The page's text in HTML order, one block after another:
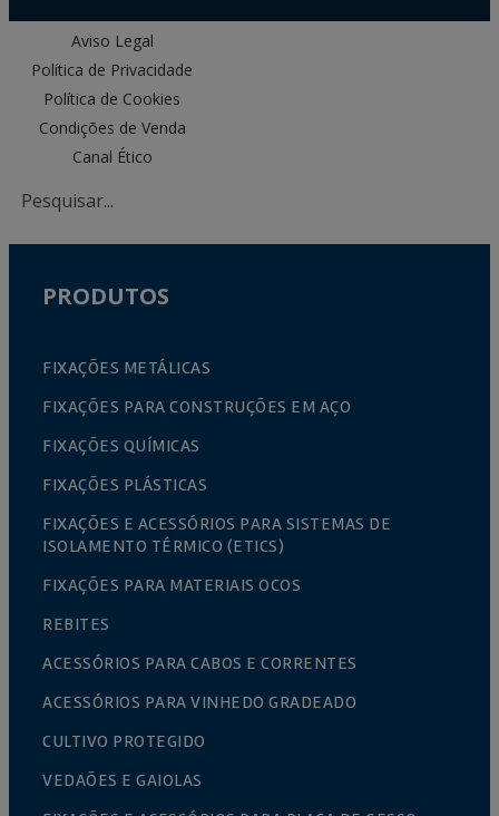
Aviso Legal
Política de Privacidade
Política de Cookies
Condições de Venda
Canal Ético
PRODUTOS
FIXAÇÕES METÁLICAS
FIXAÇÕES PARA CONSTRUÇÕES EM AÇO
FIXAÇÕES QUÍMICAS
FIXAÇÕES PLÁSTICAS
FIXAÇÕES E ACESSÓRIOS PARA SISTEMAS DE
ISOLAMENTO TÉRMICO (ETICS)
FIXAÇÕES PARA MATERIAIS OCOS
REBITES
ACESSÓRIOS PARA CABOS E CORRENTES
ACESSÓRIOS PARA VINHEDO GRADEADO
CULTIVO PROTEGIDO
VEDAÕES E GAIOLAS